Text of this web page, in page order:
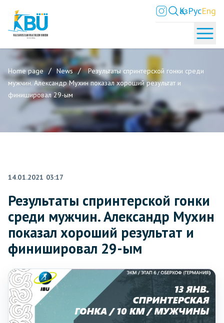
ҚазРусEng
Home page News
Результаты спринтерской гонки среди
мужчин. Александр Мухин показал хороший результат и
финишировал 29-ым
14.01.2021 03:17
Результаты спринтерской гонки
среди мужчин. Александр Мухин
показал хороший результат и
финишировал 29-ым